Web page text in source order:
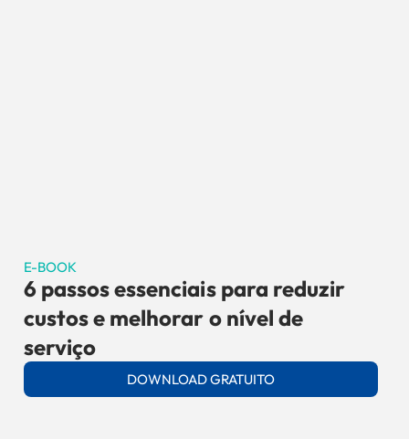
E-BOOK
6 passos essenciais para reduzir
custos e melhorar o nível de
serviço
DOWNLOAD GRATUITO